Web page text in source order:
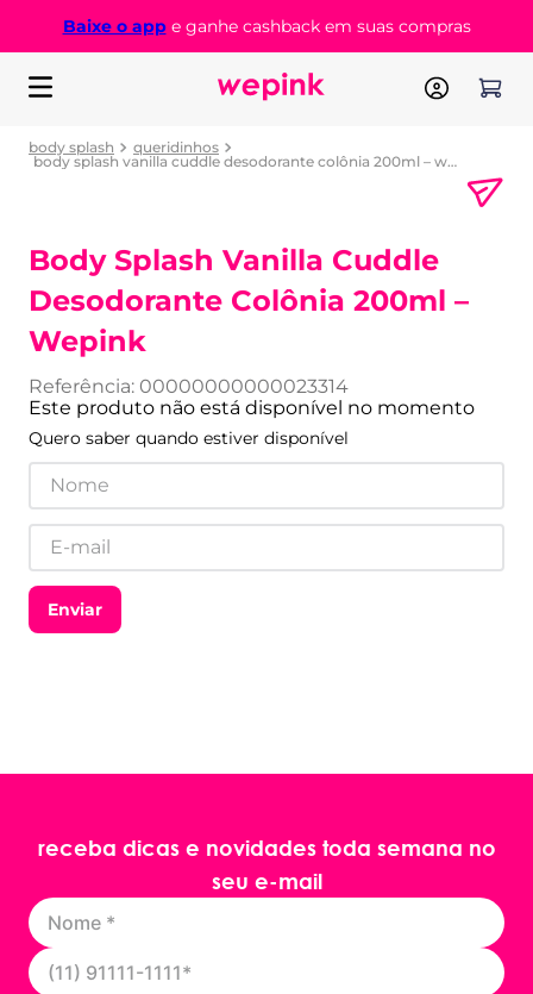
Baixe o appe ganhe cashback em suas compras
body splash
queridinhos
body splash vanilla cuddle desodorante colônia 200ml – wepink
Body Splash Vanilla Cuddle
Desodorante Colônia 200ml –
Wepink
Referência: 00000000000023314
Este produto não está disponível no momento
Quero saber quando estiver disponível
Enviar
receba dicas e novidades toda semana no
seu e-mail